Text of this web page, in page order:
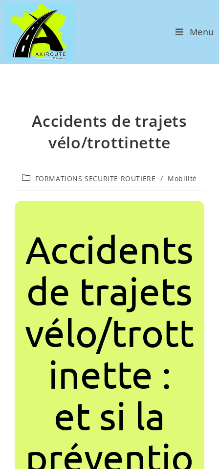
Menu
Accidents de trajets
vélo/trottinette
FORMATIONS SECURITE ROUTIERE / Mobilité
Accidents
de trajets
vélo/trott
inette :
et si la
préventio